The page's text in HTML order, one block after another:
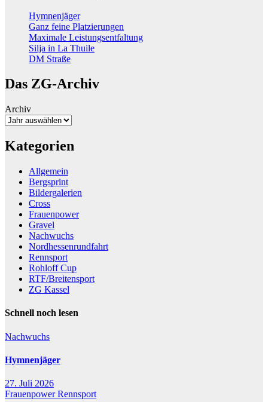
Hymnenjäger
Ganz feine Platzierungen
Maximale Leistungsentfaltung
Silja in La Thuile
DM Straße
Das ZG-Archiv
Archiv
Kategorien
Allgemein
Bergsprint
Bildergalerien
Cross
Frauenpower
Gravel
Nachwuchs
Nordhessenrundfahrt
Rennsport
Rohloff Cup
RTF/Breitensport
ZG Kassel
Schnell noch lesen
Nachwuchs
Hymnenjäger
27. Juli 2026
FrauenpowerRennsport